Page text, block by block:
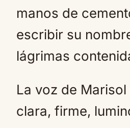
manos de
escribir su
lágrimas
La voz de
clara, firme,